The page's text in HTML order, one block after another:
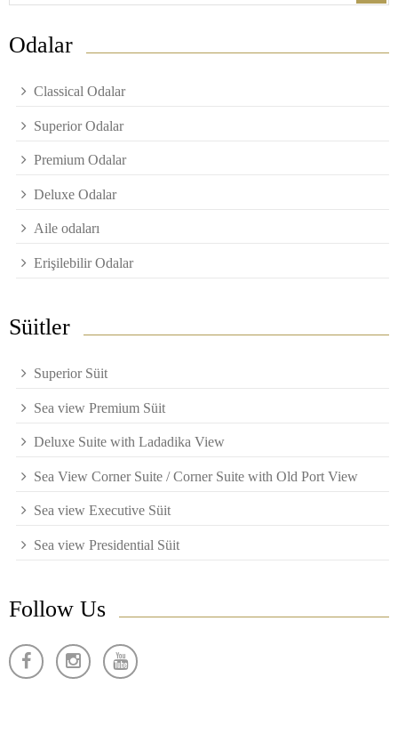
Odalar
Classical Odalar
Superior Odalar
Premium Odalar
Deluxe Odalar
Aile odaları
Erişilebilir Odalar
Süitler
Superior Süit
Sea view Premium Süit
Deluxe Suite with Ladadika View
Sea View Corner Suite / Corner Suite with Old Port View
Sea view Executive Süit
Sea view Presidential Süit
Follow Us